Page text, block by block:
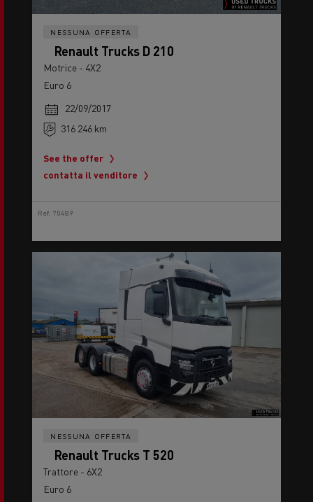
NESSUNA OFFERTA
Renault Trucks D 210
Motrice - 4X2
Euro 6
22/09/2017
316 246 km
See the offer
contatta il venditore
Ref: 70489
NESSUNA OFFERTA
Renault Trucks T 520
Trattore - 6X2
Euro 6